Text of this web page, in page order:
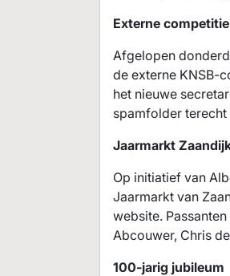
Externe competitie
Afgelopen
de externe KNSB-
het nieuwe
spamfolder
Jaarmarkt
Op initiatief van
Jaarmarkt van
website.
Abcouwer, Chris
100-jarig jubileum